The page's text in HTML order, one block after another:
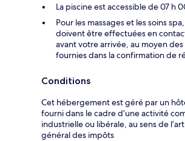
La piscine est accessible de 07 h
Pour les massages et les soins
doivent être effectuées en
avant votre arrivée, au moyen
fournies dans la confirmation de
Conditions
Cet hébergement est géré par un
fourni dans le cadre d’une activité
industrielle ou libérale, au sens de
général des impôts